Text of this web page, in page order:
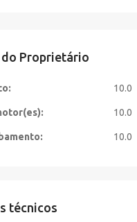
Proprietário
10.0
10.0
10.0
técnicos